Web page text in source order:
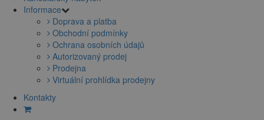
Informace
Doprava a platba
Obchodní podmínky
Ochrana osobních údajů
Autorizovaný prodej
Prodejna
Virtuální prohlídka prodejny
Kontakty